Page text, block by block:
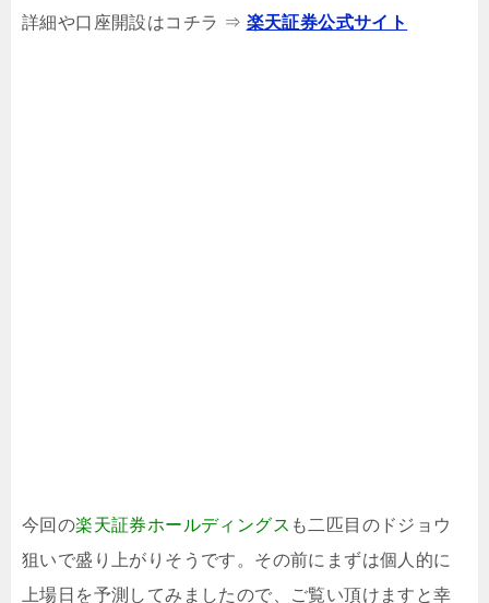
詳細や口座開設はコチラ ⇒ 楽天証券公式サイト
今回の楽天証券ホールディングス も二匹目のドジョウ
狙いで盛り上がりそうです。その前にまずは個人的に
上場日を予測してみましたので、ご覧い頂けますと幸